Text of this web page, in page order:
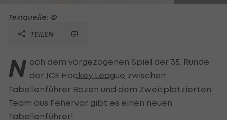
Textquelle: ©
TEILEN
N ach dem vorgezogenen Spiel der 35. Runde
der ICE Hockey League zwischen
Tabellenführer Bozen und dem Zweitplatzierten
Team aus Fehervar gibt es einen neuen
Tabellenführer!